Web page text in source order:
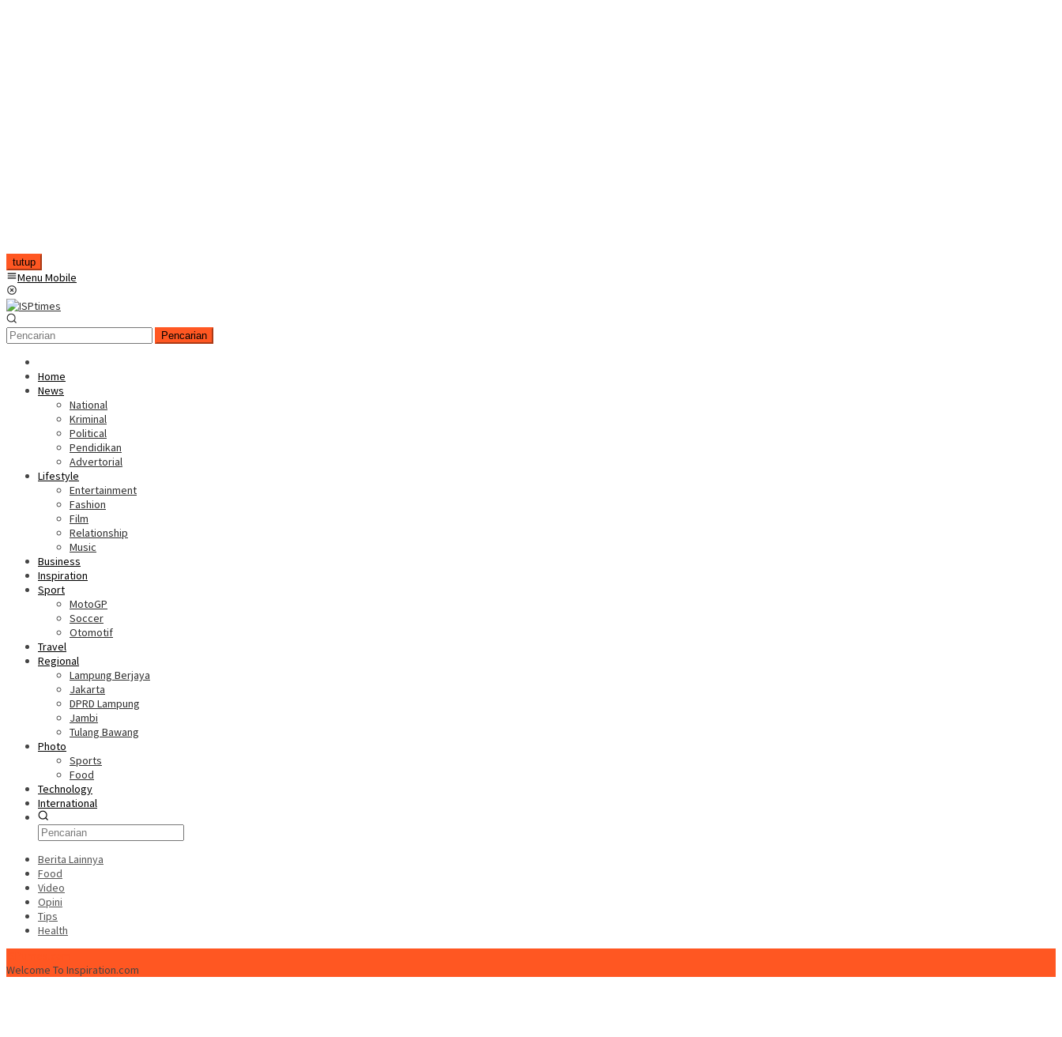
tutup
Menu Mobile
Pencarian
Home
News
National
Kriminal
Political
Pendidikan
Advertorial
Lifestyle
Entertainment
Fashion
Film
Relationship
Music
Business
Inspiration
Sport
MotoGP
Soccer
Otomotif
Travel
Regional
Lampung Berjaya
Jakarta
DPRD Lampung
Jambi
Tulang Bawang
Photo
Sports
Food
Technology
International
Berita Lainnya
Food
Video
Opini
Tips
Health
Welcome To Inspiration.com